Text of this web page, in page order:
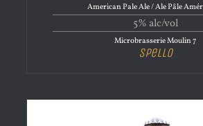
American Pale Ale / Ale Pâle
5% alc/vol
Microbrasserie Moulin 7
Spello